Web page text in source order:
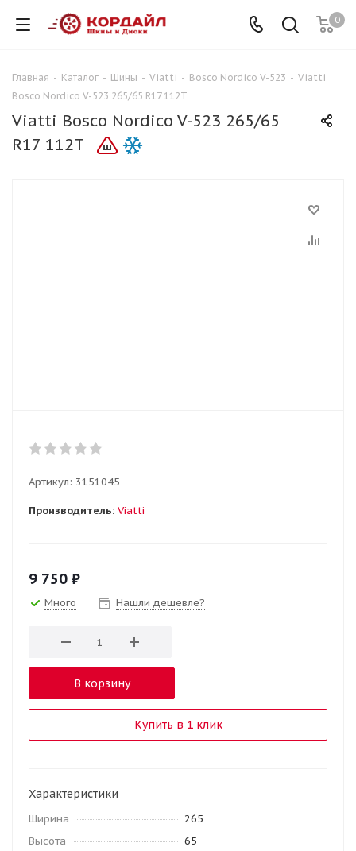
0
Главная - Каталог - Шины - Viatti - Bosco Nordico V-523 - Viatti
Bosco Nordico V-523 265/65 R17 112T
Viatti Bosco Nordico V-523 265/65
R17 112T
Артикул: 3151045
Производитель: Viatti
9 750 ₽
Много Нашли дешевле?
В корзину
Купить в 1 клик
Характеристики
Ширина
265
Высота
65